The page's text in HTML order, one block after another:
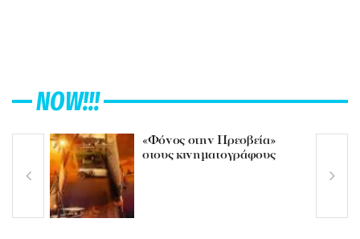
NOW!!!
«Φόνος στην Πρεσβεία»
στους κινηματογράφους